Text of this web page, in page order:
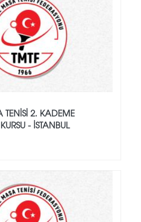
2. KADEME
- İSTANBUL